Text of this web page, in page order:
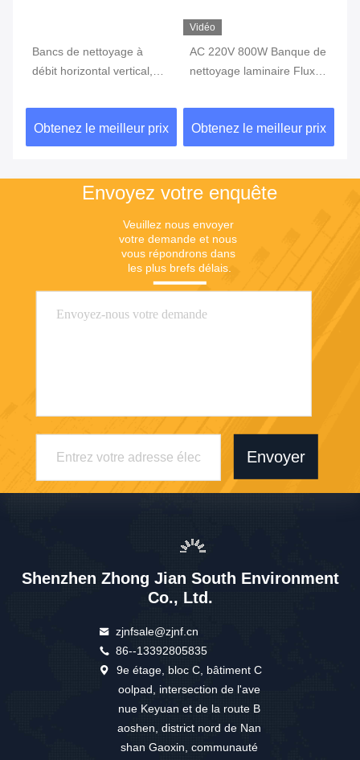
Bancs de nettoyage à
débit horizontal vertical,
de purification de l' air
antistatique
Obtenez le meilleur prix
Vidéo
AC 220V 800W Banque de
nettoyage laminaire Flux
travail Faible bruit
Obtenez le meilleur prix
Envoyez votre enquête
Veuillez nous envoyer
votre demande et nous
vous répondrons dans
les plus brefs délais.
Envoyer
Shenzhen Zhong Jian South Environment
Co., Ltd.
zjnfsale@zjnf.cn
86--13392805835
9e étage, bloc C, bâtiment C
oolpad, intersection de l'ave
nue Keyuan et de la route B
aoshen, district nord de Nan
shan Gaoxin, communauté